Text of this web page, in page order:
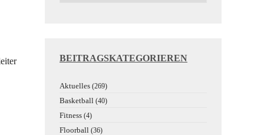
BEITRAGSKATEGORIEREN
Aktuelles (269)
Basketball (40)
Fitness (4)
Floorball (36)